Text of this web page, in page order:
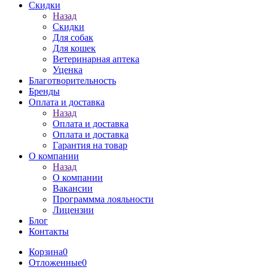
Скидки
Назад
Скидки
Для собак
Для кошек
Ветеринарная аптека
Уценка
Благотворительность
Бренды
Оплата и доставка
Назад
Оплата и доставка
Оплата и доставка
Гарантия на товар
О компании
Назад
О компании
Вакансии
Программма лояльности
Лицензии
Блог
Контакты
Корзина0
Отложенные0